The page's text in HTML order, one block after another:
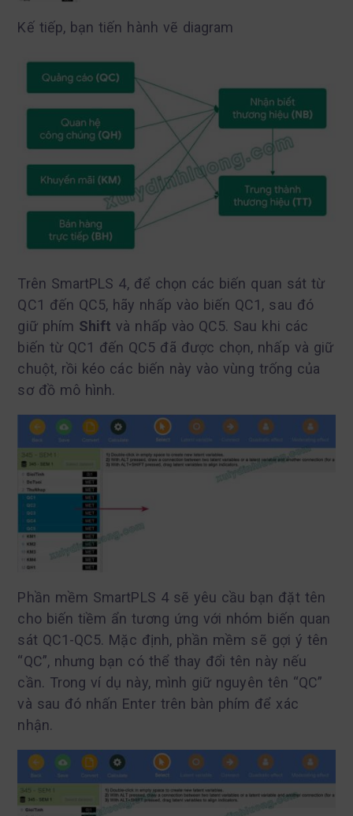
Kế tiếp, bạn tiến hành vẽ diagram
Trên SmartPLS 4, để chọn các biến quan sát từ
QC1 đến QC5, hãy nhấp vào biến QC1, sau đó
giữ phím Shift và nhấp vào QC5. Sau khi các
biến từ QC1 đến QC5 đã được chọn, nhấp và giữ
chuột, rồi kéo các biến này vào vùng trống của
sơ đồ mô hình.
Phần mềm SmartPLS 4 sẽ yêu cầu bạn đặt tên
cho biến tiềm ẩn tương ứng với nhóm biến quan
sát QC1-QC5. Mặc định, phần mềm sẽ gợi ý tên
“QC”, nhưng bạn có thể thay đổi tên này nếu
cần. Trong ví dụ này, mình giữ nguyên tên “QC”
và sau đó nhấn Enter trên bàn phím để xác
nhận.